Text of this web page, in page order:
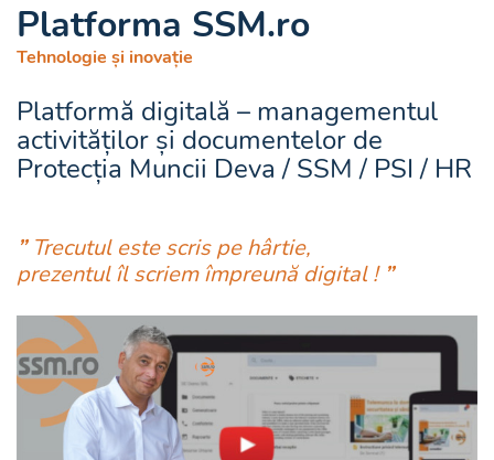
Platforma SSM.ro
Tehnologie și inovație
Platformă digitală – managementul
activităților și documentelor de
Protecția Muncii Deva / SSM / PSI / HR
”Trecutul este scris pe hârtie,
prezentul îl scriem împreună digital ! ”